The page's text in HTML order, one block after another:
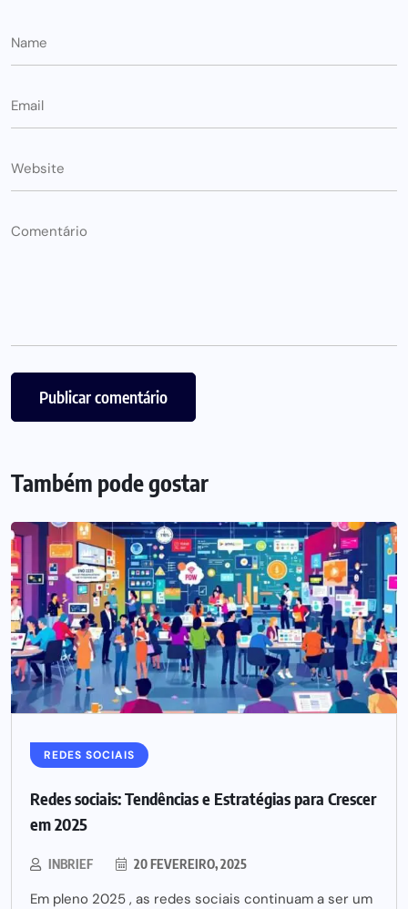
Também pode gostar
REDES SOCIAIS
Redes sociais: Tendências e Estratégias para Crescer
em 2025
INBRIEF 20 FEVEREIRO, 2025
Em pleno 2025 , as redes sociais continuam a ser um